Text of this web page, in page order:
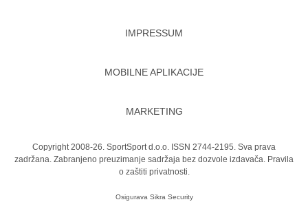
IMPRESSUM
MOBILNE APLIKACIJE
MARKETING
Copyright 2008-26. SportSport d.o.o. ISSN 2744-2195. Sva prava
zadržana. Zabranjeno preuzimanje sadržaja bez dozvole izdavača. Pravila
o zaštiti privatnosti.
Osigurava Sikra Security